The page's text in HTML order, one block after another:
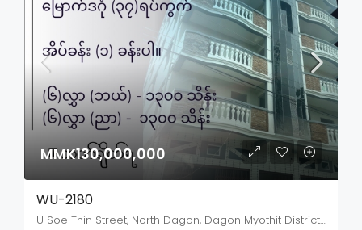
MMK130,000,000
WU-2180
U Soe Thin Street, North Dagon, Dagon Myothit District, Yangon City, Yangon, 11421, Myanmar